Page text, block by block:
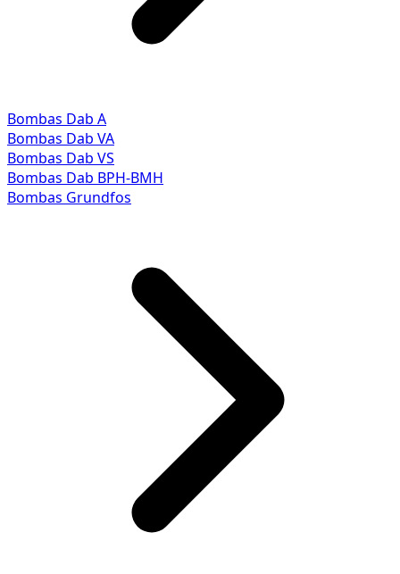
Bombas Dab A
Bombas Dab VA
Bombas Dab VS
Bombas Dab BPH-BMH
Bombas Grundfos